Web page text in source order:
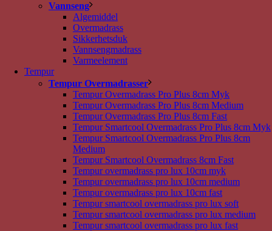
Vannseng
Algemiddel
Overmadrass
Sikkerhetsduk
Vannsengmadrass
Varmeelement
Tempur
Tempur Overmadrasser
Tempur Overmadrass Pro Plus 8cm Myk
Tempur Overmadrass Pro Plus 8cm Medium
Tempur Overmadrass Pro Plus 8cm Fast
Tempur Smartcool Overmadrass Pro Plus 8cm Myk
Tempur Smartcool Overmadrass Pro Plus 8cm
Medium
Tempur Smartcool Overmadrass 8cm Fast
Tempur overmadrass pro lux 10cm myk
Tempur overmadrass pro lux 10cm medium
Tempur overmadrass pro lux 10cm fast
Tempur smartcool overmadrass pro lux soft
Tempur smartcool overmadrass pro lux medium
Tempur smartcool overmadrass pro lux fast